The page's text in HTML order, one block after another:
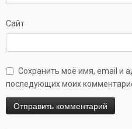
Сайт
Сохранить моё имя, email и
последующих моих